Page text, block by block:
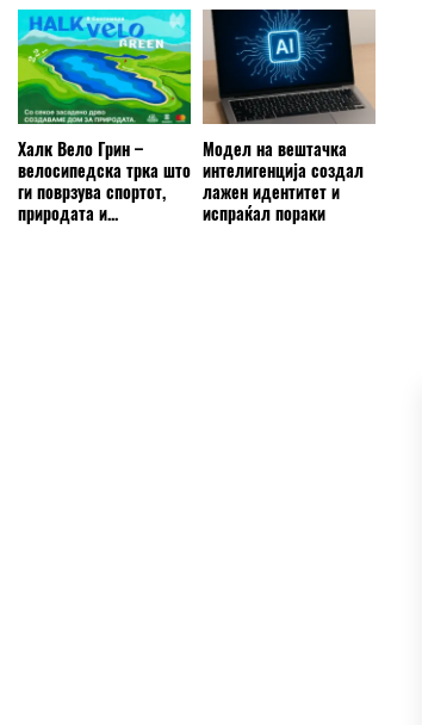
Халк Вело Грин –
велосипедска трка што
ги поврзува спортот,
природата и...
Модел на вештачка
интелигенција создал
лажен идентитет и
испраќал пораки